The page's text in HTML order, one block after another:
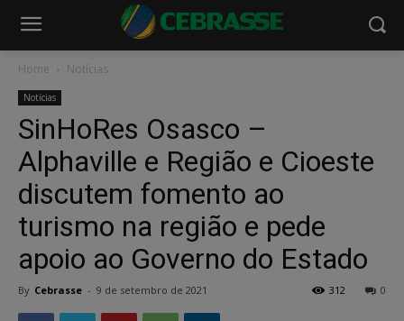
Home Notícias
Notícias
SinHoRes Osasco –
Alphaville e Região e Cioeste
discutem fomento ao
turismo na região e pede
apoio ao Governo do Estado
By Cebrasse - 9 de setembro de 2021 0
312